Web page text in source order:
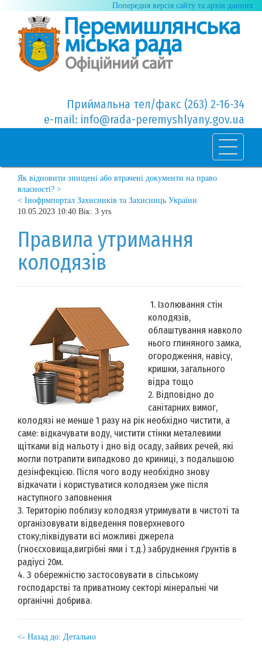
Попередня версія сайту та архів данних
Приймальна тел/факс (263) 2-16-34
e-mail: info@rada-peremyshlyany.gov.ua
Як відновити знищені або втрачені документи на право
власності? >
< Інофрмпортал Захисників та Захисниць України
10.05.2023 10:40 Вік: 3 yrs
Правила утримання
колодязів
1. Ізолювання стін
колодязів,
облаштування навколо
нього глиняного замка,
огородження, навісу,
кришки, загального
відра тощо
2. Відповідно до
санітарних вимог,
колодязі не менше 1 разу на рік необхідно чистити, а
саме: відкачувати воду, чистити стінки металевими
щітками від нальоту і дно від осаду, зайвих речей, які
могли потрапити випадково до криниці, з подальшою
дезінфекцією. Після чого воду необхідно знову
відкачати і користуватися колодязем уже після
наступного заповнення
3. Територію поблизу колодязя утримувати в чистоті та
організовувати відведення поверхневого
стоку;ліквідувати всі можливі джерела
(гноєсховища,вигрібні ями і т.д.) забруднення ґрунтів в
радіусі 20м.
4. З обережністю застосовувати в сільському
господарстві та приватному секторі мінеральні чи
органічні добрива.
<- Назад до: Детально